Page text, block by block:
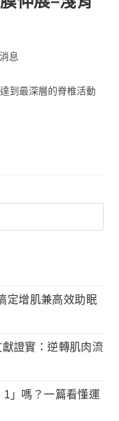
息
到最深層的脊椎活動
定增肌兼高效助眠
證實：逆轉肌肉流
」嗎？一篇看懂運